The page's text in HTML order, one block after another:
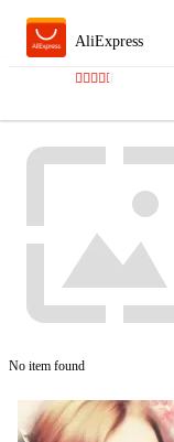
AliExpress
No item found